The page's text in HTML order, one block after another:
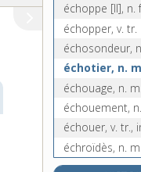
échoppe [II], n.
échopper, v. tr.
échosondeur,
échotier, n.
échouage, n. m.
échouement,
échouer, v. tr.,
échroïdès, n. m.
écimage, n. m.